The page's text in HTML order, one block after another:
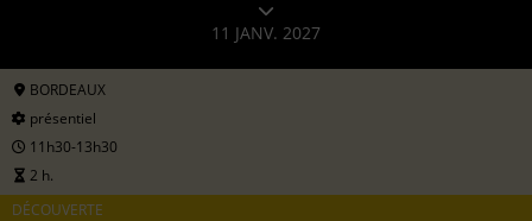
11 JANV. 2027
BORDEAUX
présentiel
11h30-13h30
2 h.
DÉCOUVERTE